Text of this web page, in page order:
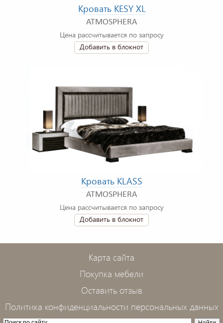
Кровать KESY XL
ATMOSPHERA
Цена рассчитывается по запросу
Добавить в блокнот
Кровать KLASS
ATMOSPHERA
Цена рассчитывается по запросу
Добавить в блокнот
Карта сайта
Покупка мебели
Оставить отзыв
Политика конфиденциальности персональных данных